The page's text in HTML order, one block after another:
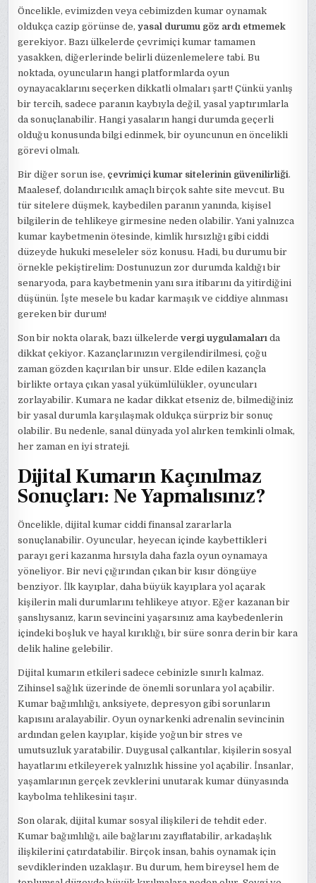
Öncelikle, evimizden veya cebimizden kumar oynamak
oldukça cazip görünse de,yasal durumu göz ardı etmemek
gerekiyor. Bazı ülkelerde çevrimiçi kumar tamamen
yasakken, diğerlerinde belirli düzenlemelere tabi. Bu
noktada, oyuncuların hangi platformlarda oyun
oynayacaklarını seçerken dikkatli olmaları şart! Çünkü yanlış
bir tercih, sadece paranın kaybıyla değil, yasal yaptırımlarla
da sonuçlanabilir. Hangi yasaların hangi durumda geçerli
olduğu konusunda bilgi edinmek, bir oyuncunun en öncelikli
görevi olmalı.
Bir diğer sorun ise, çevrimiçi kumar sitelerinin güvenilirliği.
Maalesef, dolandırıcılık amaçlı birçok sahte site mevcut. Bu
tür sitelere düşmek, kaybedilen paranın yanında, kişisel
bilgilerin de tehlikeye girmesine neden olabilir. Yani yalnızca
kumar kaybetmenin ötesinde, kimlik hırsızlığı gibi ciddi
düzeyde hukuki meseleler söz konusu. Hadi, bu durumu bir
örnekle pekiştirelim: Dostunuzun zor durumda kaldığı bir
senaryoda, para kaybetmenin yanı sıra itibarını da yitirdiğini
düşünün. İşte mesele bu kadar karmaşık ve ciddiye alınması
gereken bir durum!
Son bir nokta olarak, bazı ülkelerdevergi uygulamaları da
dikkat çekiyor. Kazançlarınızın vergilendirilmesi, çoğu
zaman gözden kaçırılan bir unsur. Elde edilen kazançla
birlikte ortaya çıkan yasal yükümlülükler, oyuncuları
zorlayabilir. Kumara ne kadar dikkat etseniz de, bilmediğiniz
bir yasal durumla karşılaşmak oldukça sürpriz bir sonuç
olabilir. Bu nedenle, sanal dünyada yol alırken temkinli olmak,
her zaman en iyi strateji.
Dijital Kumarın Kaçınılmaz
Sonuçları: Ne Yapmalısınız?
Öncelikle, dijital kumar ciddi finansal zararlarla
sonuçlanabilir. Oyuncular, heyecan içinde kaybettikleri
parayı geri kazanma hırsıyla daha fazla oyun oynamaya
yöneliyor. Bir nevi çığırından çıkan bir kısır döngüye
benziyor. İlk kayıplar, daha büyük kayıplara yol açarak
kişilerin mali durumlarını tehlikeye atıyor. Eğer kazanan bir
şanslıysanız, karın sevincini yaşarsınız ama kaybedenlerin
içindeki boşluk ve hayal kırıklığı, bir süre sonra derin bir kara
delik haline gelebilir.
Dijital kumarın etkileri sadece cebinizle sınırlı kalmaz.
Zihinsel sağlık üzerinde de önemli sorunlara yol açabilir.
Kumar bağımlılığı, anksiyete, depresyon gibi sorunların
kapısını aralayabilir. Oyun oynarkenki adrenalin sevincinin
ardından gelen kayıplar, kişide yoğun bir stres ve
umutsuzluk yaratabilir. Duygusal çalkantılar, kişilerin sosyal
hayatlarını etkileyerek yalnızlık hissine yol açabilir. İnsanlar,
yaşamlarının gerçek zevklerini unutarak kumar dünyasında
kaybolma tehlikesini taşır.
Son olarak, dijital kumar sosyal ilişkileri de tehdit eder.
Kumar bağımlılığı, aile bağlarını zayıflatabilir, arkadaşlık
ilişkilerini çatırdatabilir. Birçok insan, bahis oynamak için
sevdiklerinden uzaklaşır. Bu durum, hem bireysel hem de